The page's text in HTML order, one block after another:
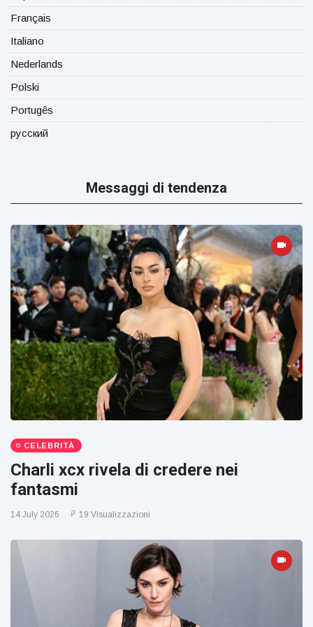
Français
Italiano
Nederlands
Polski
Portugês
русский
Messaggi di tendenza
CELEBRITÀ
Charli xcx rivela di credere nei
fantasmi
14 July 2026 19 Visualizzazioni